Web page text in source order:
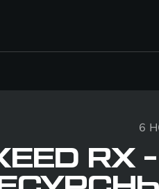
6